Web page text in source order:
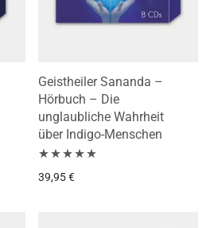
Geistheiler Sananda –
Hörbuch – Die
unglaubliche Wahrheit
über Indigo-Menschen
Bewertet mit
39,95€